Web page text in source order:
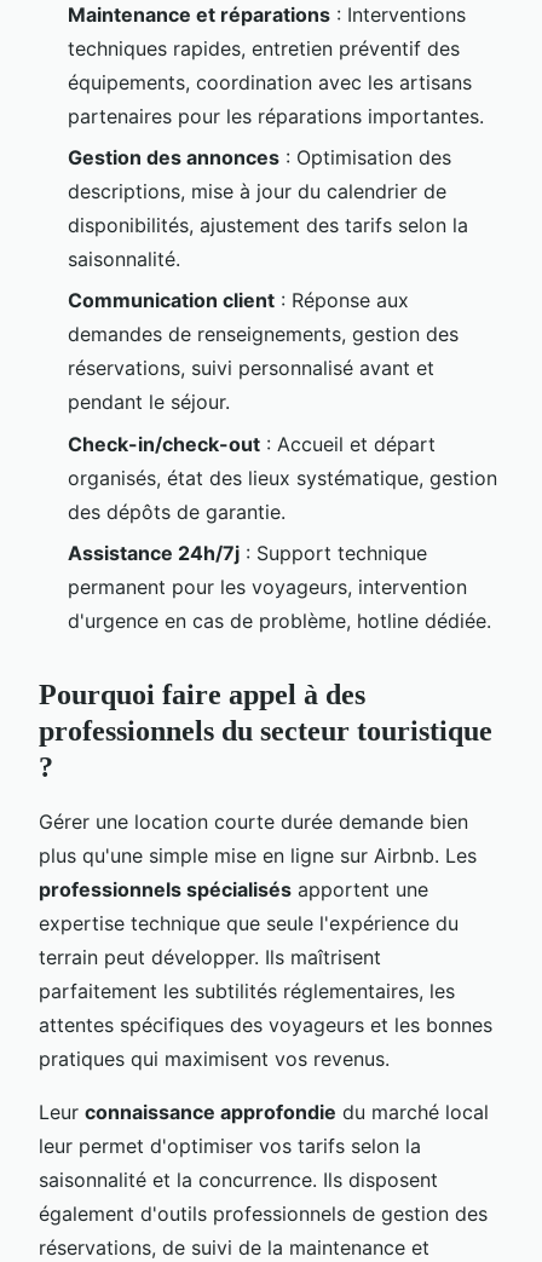
Maintenance et réparations : Interventions
techniques rapides, entretien préventif des
équipements, coordination avec les artisans
partenaires pour les réparations importantes.
Gestion des annonces : Optimisation des
descriptions, mise à jour du calendrier de
disponibilités, ajustement des tarifs selon la
saisonnalité.
Communication client : Réponse aux
demandes de renseignements, gestion des
réservations, suivi personnalisé avant et
pendant le séjour.
Check-in/check-out : Accueil et départ
organisés, état des lieux systématique, gestion
des dépôts de garantie.
Assistance 24h/7j : Support technique
permanent pour les voyageurs, intervention
d'urgence en cas de problème, hotline dédiée.
Pourquoi faire appel à des
professionnels du secteur touristique
?
Gérer une location courte durée demande bien
plus qu'une simple mise en ligne sur Airbnb. Les
professionnels spécialisés apportent une
expertise technique que seule l'expérience du
terrain peut développer. Ils maîtrisent
parfaitement les subtilités réglementaires, les
attentes spécifiques des voyageurs et les bonnes
pratiques qui maximisent vos revenus.
Leur connaissance approfondie du marché local
leur permet d'optimiser vos tarifs selon la
saisonnalité et la concurrence. Ils disposent
également d'outils professionnels de gestion des
réservations, de suivi de la maintenance et